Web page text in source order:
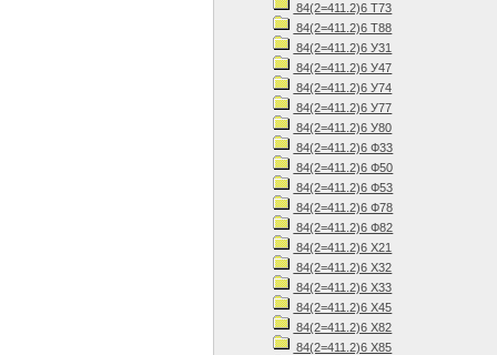
84(2=411.2)6 Т73
84(2=411.2)6 Т88
84(2=411.2)6 У31
84(2=411.2)6 У47
84(2=411.2)6 У74
84(2=411.2)6 У77
84(2=411.2)6 У80
84(2=411.2)6 Ф33
84(2=411.2)6 Ф50
84(2=411.2)6 Ф53
84(2=411.2)6 Ф78
84(2=411.2)6 Ф82
84(2=411.2)6 Х21
84(2=411.2)6 Х32
84(2=411.2)6 Х33
84(2=411.2)6 Х45
84(2=411.2)6 Х82
84(2=411.2)6 Х85